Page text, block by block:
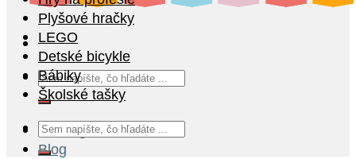
Hľadať:
Katalóg
Blog
Plyšové hračky
LEGO
Detské bicykle
Bábiky
Školské tašky
Hľadať: